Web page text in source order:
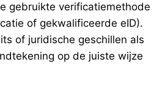
gebruikte verificatiemethode
of gekwalificeerde eID).
of juridische geschillen als
op de juiste wijze